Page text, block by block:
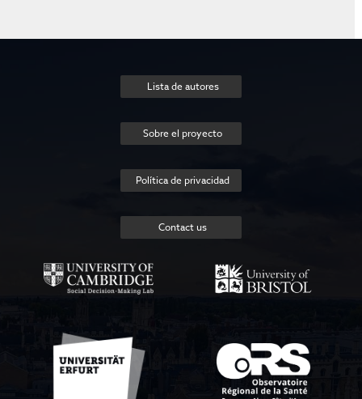
Lista de autores
Sobre el proyecto
Política de privacidad
Contact us